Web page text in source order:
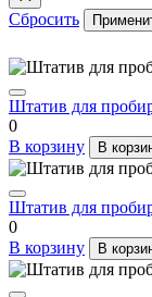
Сбросить
Штатив для
0
В корзину
В
Штатив для
0
В корзину
В